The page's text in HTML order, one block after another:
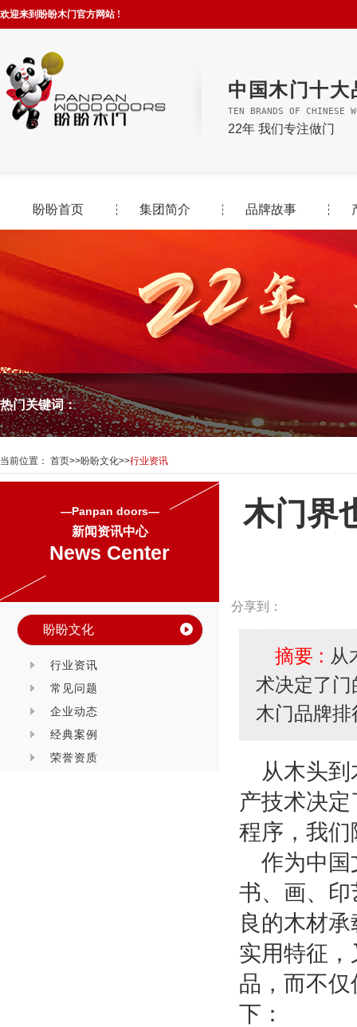
欢迎来到盼盼木门官方网站 !
中国木门十大
TEN BRANDS OF CHINESE
22年 我们专注做门
盼盼首页 集团简介 品牌故事
热门关键词：
当前位置： 首页>>盼盼文化>>行业资讯
—Panpan doors—
新闻资讯中心
News Center
盼盼文化
行业资讯
常见问题
企业动态
经典案例
荣誉资质
木门界
分享到：
摘要 : 从
术决定了
木门品牌
从木头
产技术决
程序，我们
作为中国
书、画、
良的木材
实用特征
品，而不
下：